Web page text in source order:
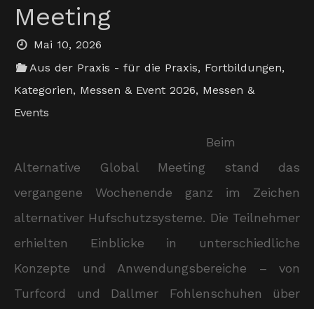
Meeting
Mai 10, 2026
Aus der Praxis - für die Praxis, Fortbildungen,
Kategorien, Messen & Event 2026, Messen &
Events
Beim
Alternative Global Meeting stand das
vergangene Wochenende ganz im Zeichen
alternativer Hufschutzsysteme. Die Teilnehmer
erhielten Einblicke in unterschiedliche
Konzepte und Anwendungsbereiche – von
Turfcord und Dallmer Fohlenschuhen über